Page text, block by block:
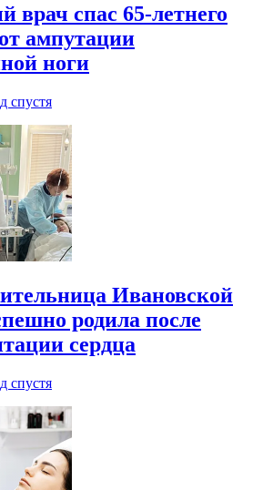
врач спас 65-летнего
ампутации
ноги
спустя
Ивановской
родила после
сердца
спустя